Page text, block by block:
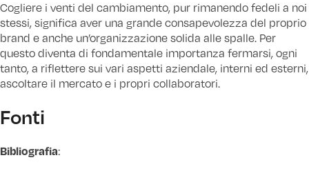
Cogliere i venti del cambiamento, pur rimanendo fedeli a noi
stessi, significa aver una grande consapevolezza del proprio
brand e anche un’organizzazione solida alle spalle. Per
questo diventa di fondamentale importanza fermarsi, ogni
tanto, a riflettere sui vari aspetti aziendale, interni ed esterni,
ascoltare il mercato e i propri collaboratori.
Fonti
Bibliografia: